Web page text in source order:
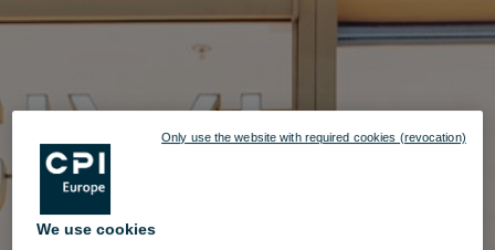
We use cookies
Only use the website with required cookies (revocation)